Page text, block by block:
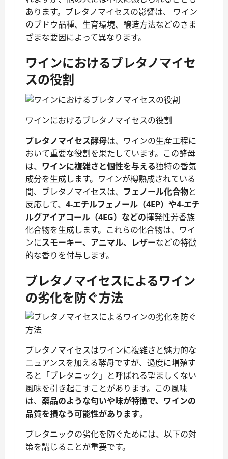
あります。ブレタノマイセスの影響は、 ワイン
のブドウ品種、生育環境、醸造方法などのさま
ざまな要因によって異なります。
ワインにおけるブレタノマイセ
スの役割
ワインにおけるブレタノマイセスの役割
ブレタノマイセス酵母は、ワインの生産工程に
おいて重要な役割を果たしています。この酵母
は、 ワインに複雑さと個性を与える独特の香気
成分を生成します。ワインが樽熟成されている
間、ブレタノマイセスは、 フェノール化合物と
反応して、 4-エチルフェノール（4EP）や4-エチ
ルグアイアコール（4EG）などの揮発性芳香族
化合物を生成します。これらの化合物は、ワイ
ンにスモーキー、アニマル、レザーなどの特徴
的な香りを付与します。
ブレタノマイセスによるワイン
の劣化を防ぐ方法
ブレタノマイセスはワインに複雑さと魅力的な
ニュアンスを加える酵母ですが、過度に増殖す
ると「ブレタニック」と呼ばれる望ましくない
風味を引き起こすことがあります。この風味
は、 薬品のような匂いや味が特徴で、ワインの
品質を損なう可能性があります。
ブレタニックの劣化を防ぐためには、以下の対
策を講じることが重要です。